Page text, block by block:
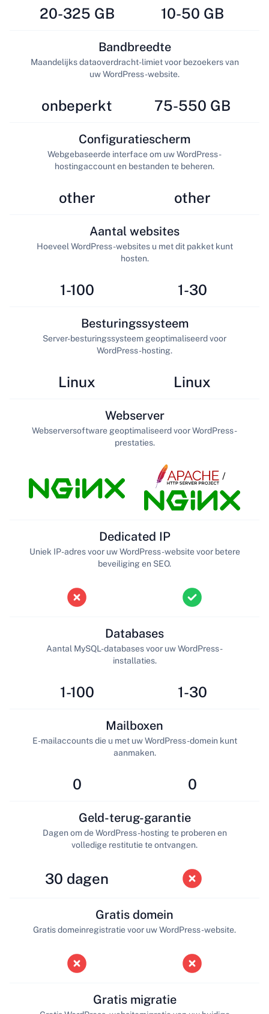
20-325 GB 10-50 GB
onbeperkt
Bandbreedte
Maandelijks dataoverdracht-limiet voor bezoekers van
uw WordPress-website.
75-550 GB
other
Configuratiescherm
Webgebaseerde interface om uw WordPress-
hostingaccount en bestanden te beheren.
other
1-100
Aantal websites
Hoeveel WordPress-websites u met dit pakket kunt
hosten.
1-30
Linux
Besturingssysteem
Server-besturingssysteem geoptimaliseerd voor
WordPress-hosting.
Linux
Webserver
Webserversoftware geoptimaliseerd voor WordPress-
prestaties.
/
Dedicated IP
Uniek IP-adres voor uw WordPress-website voor betere
beveiliging en SEO.
1-100
Databases
Aantal MySQL-databases voor uw WordPress-
installaties.
1-30
0
Mailboxen
E-mailaccounts die u met uw WordPress-domein kunt
aanmaken.
0
30 dagen
Geld-terug-garantie
Dagen om de WordPress-hosting te proberen en
volledige restitutie te ontvangen.
Gratis domein
Gratis domeinregistratie voor uw WordPress-website.
Gratis migratie